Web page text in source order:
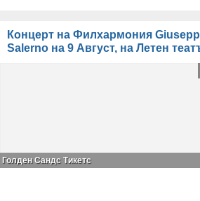
Концерт на Филхармония
Salerno на 9 Август, на Летен
Голден Сандс Тикетс